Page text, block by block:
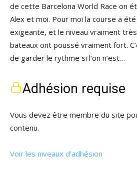
de cette Barcelona World Race on
Alex et moi. Pour moi la course a
exigeante, et le niveau vraiment
bateaux ont poussé vraiment fort.
de garder le rythme si l’on n’est…
Adhésion requise
Vous devez être membre du site
contenu.
Voir les niveaux d’adhésion